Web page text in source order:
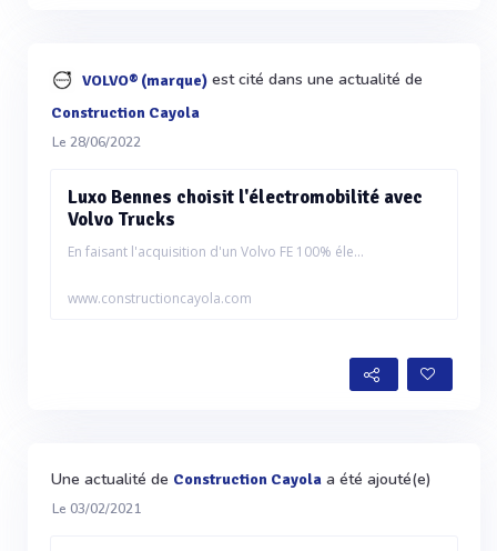
VOLVO® (marque) est cité dans une actualité de
Construction Cayola
Le 28/06/2022
Luxo Bennes choisit l'électromobilité avec
Volvo Trucks
En faisant l'acquisition d'un Volvo FE 100% éle...
www.constructioncayola.com
Une actualité de Construction Cayola a été ajouté(e)
Le 03/02/2021